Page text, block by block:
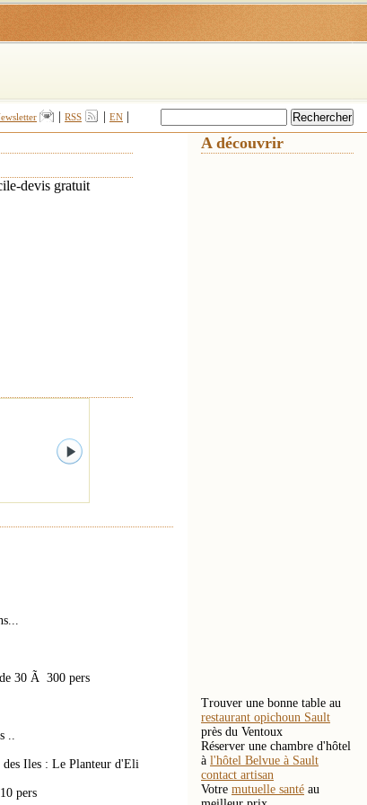
RSS EN
devis gratuit
30 Ã 300 pers
..
Iles : Le Planteur d'Eli
pers
A découvrir
Trouver une bonne table au
restaurant opichoun Sault
près du Ventoux
Réserver une chambre d'hôtel
à l'hôtel Belvue à Sault
contact artisan
Votre mutuelle santé au